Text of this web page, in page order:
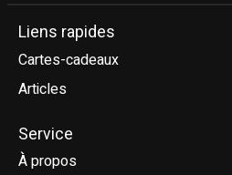
Liens rapides
Cartes-cadeaux
Articles
Service
À propos